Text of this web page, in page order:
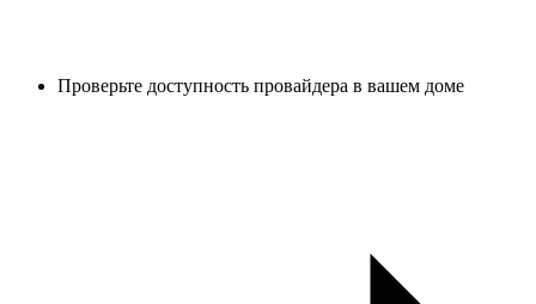
Проверьте доступность провайдера в вашем доме